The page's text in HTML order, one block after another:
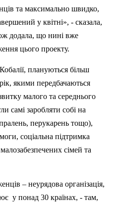
та максимально швидко,
у квітні», - сказала,
додала, що нині вже
цього проекту.
плануються більш
якими передбачаються
малого та середнього
самі заробляти собі на
перукарень тощо),
соціальна підтримка
сімей та
– неурядова організація,
у понад 30 країнах, - там,